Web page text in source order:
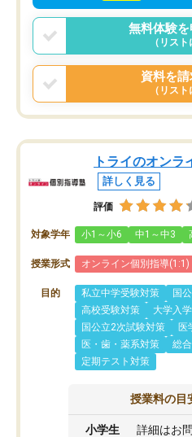
無料体験
（リス
資料を
（リス
トライのオンラ
詳しく見る
評価
対象学年 小1～小6 中1～中3
授業形式 オンライン個別指導(1:1)
目的 私立中学受験対策
国
高校受験対策
大学入
国公立2次試験対策
医
医・歯・薬系対策
総
定期テスト対策
授業料の目
小学生 詳細はお